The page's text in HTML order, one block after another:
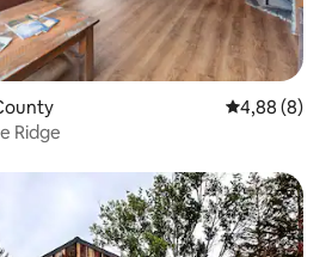
4,88 (8)
Ridge